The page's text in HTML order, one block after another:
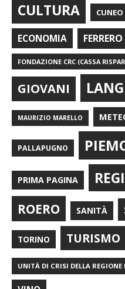
CULTURA CUNEO
ECONOMIA FERRERO
FONDAZIONE CRC (CASSA
GIOVANI
MAURIZIO MARELLO
PALLAPUGNO
PRIMA PAGINA
ROERO SANITÀ
TORINO TURISMO
UNITÀ DI CRISI DELLA REGIONE